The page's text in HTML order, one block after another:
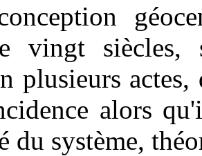
vingt
plusieurs
alors
du système,